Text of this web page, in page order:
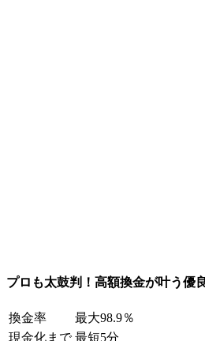
プロも太鼓判！高額換金が叶う優
換金率
最大98.9％
現金化まで 最短5分